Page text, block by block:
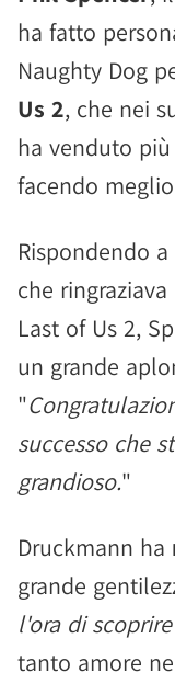
ha fatto
Naughty Dog
Us 2, che nei
ha venduto
facendo
Rispondendo
che
Last of Us 2,
un grande
"
successo che
grandioso."
Druckmann ha
grande
l'ora di
tanto amore